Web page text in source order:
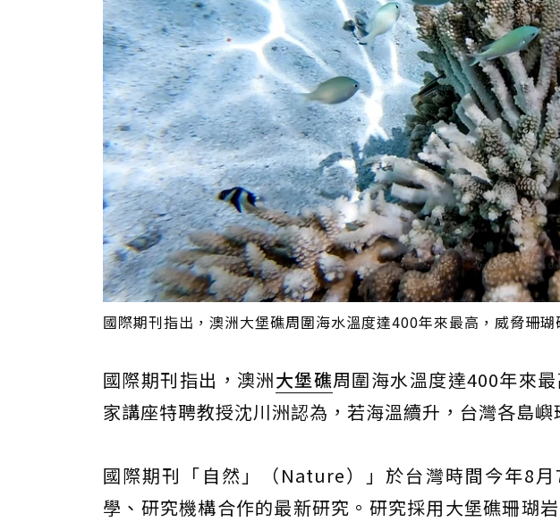
國際期刊指出，澳洲大堡礁周圍海水溫度達400年來最高，威脅珊
國際期刊指出，澳洲大堡礁周圍海水溫度達400年來
家講座特聘教授沈川洲認為，若海溫續升，台灣各島
國際期刊「自然」（Nature）」於台灣時間今年8
學、研究機構合作的最新研究。研究採用大堡礁珊瑚